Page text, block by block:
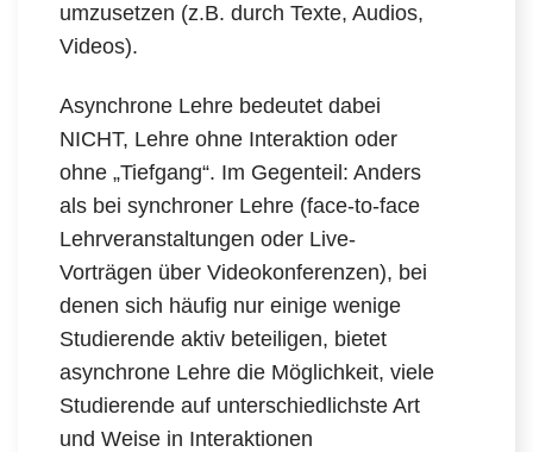
umzusetzen (z.B. durch Texte, Audios,
Videos).
Asynchrone Lehre bedeutet dabei
NICHT, Lehre ohne Interaktion oder
ohne „Tiefgang“. Im Gegenteil: Anders
als bei synchroner Lehre (face-to-face
Lehrveranstaltungen oder Live-
Vorträgen über Videokonferenzen), bei
denen sich häufig nur einige wenige
Studierende aktiv beteiligen, bietet
asynchrone Lehre die Möglichkeit, viele
Studierende auf unterschiedlichste Art
und Weise in Interaktionen